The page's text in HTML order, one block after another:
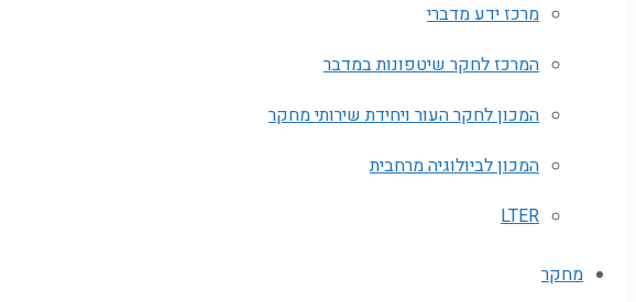
מרכז ידע מדברי
המרכז לחקר שיטפונות במדבר
המכון לחקר העור ויחידת שירותי מחקר
המכון לביולוגיה מרחבית
LTER
מחקר